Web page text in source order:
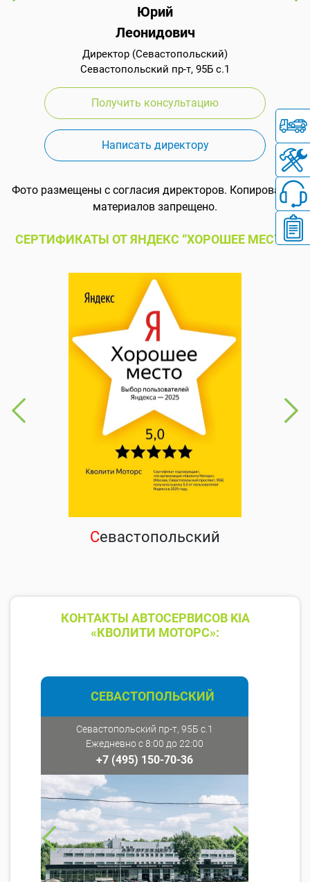
Юрий
Леонидович
Директор (Севастопольский)
Севастопольский пр-т, 95Б с.1
Получить консультацию
Написать директору
Фото размещены с согласия директоров. Копирование
материалов запрещено.
СЕРТИФИКАТЫ ОТ ЯНДЕКС “ХОРОШЕЕ МЕСТО”
Севастопольский
КОНТАКТЫ АВТОСЕРВИСОВ KIA
«КВОЛИТИ МОТОРС»:
СЕВАСТОПОЛЬСКИЙ
Севастопольский пр-т, 95Б с.1
Ежедневно с 8:00 до 22:00
+7 (495) 150-70-36